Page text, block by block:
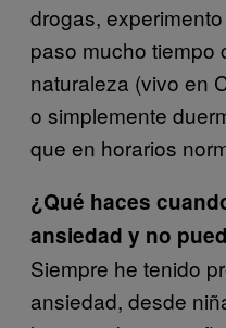
drogas,
paso mucho tiempo
naturaleza (vivo en
o simplemente
que en horarios
¿Qué haces
ansiedad y no
Siempre he tenido
ansiedad, desde